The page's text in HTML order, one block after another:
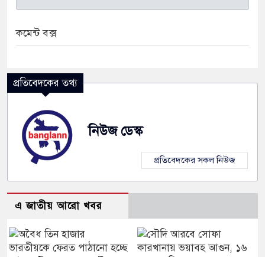
কমেন্ট বক্স
প্রতিবেদকের তথ্য
নিউজ ডেস্ক
প্রতিবেদকের সকল নিউজ
এ জাতীয় আরো খবর